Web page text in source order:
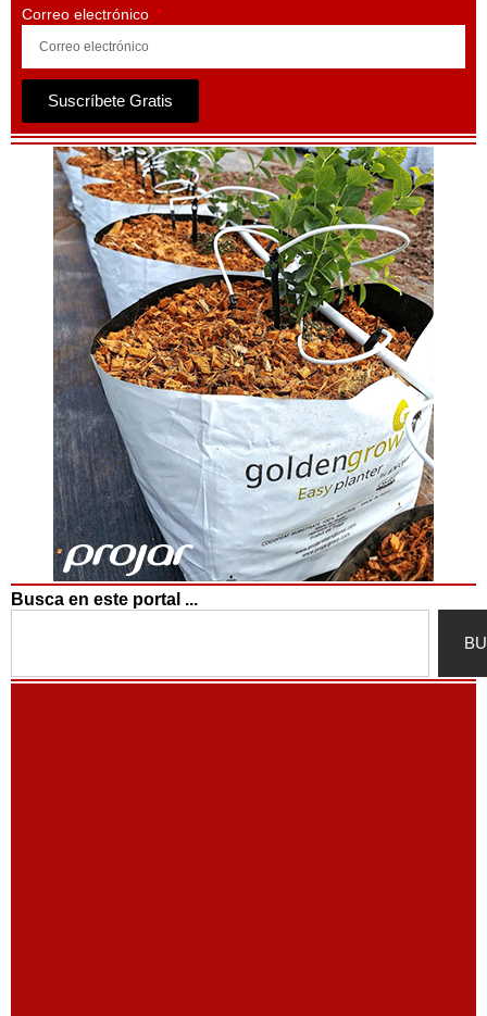
Correo electrónico
Suscríbete Gratis
Busca en este portal ...